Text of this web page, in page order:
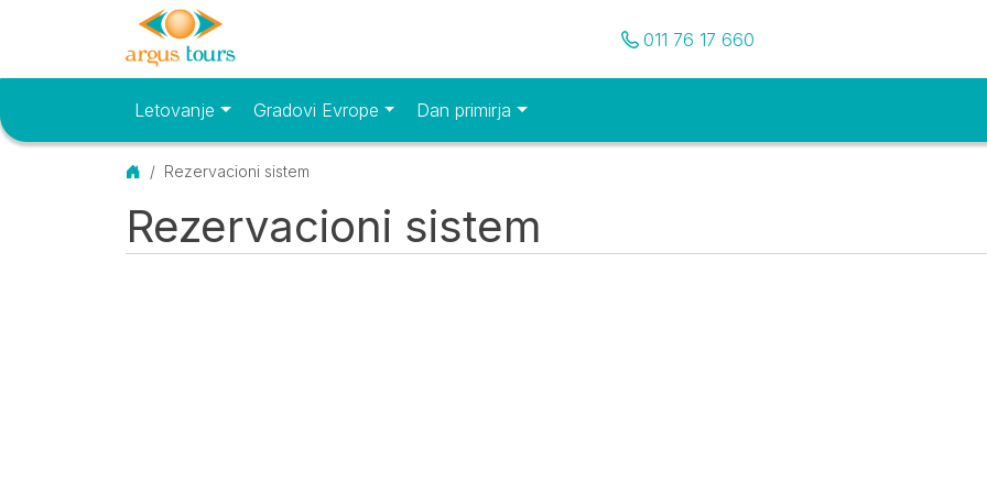
Pozovite nas
011 76 17 660
Osnovni meniLetovanje Gradovi Evrope Dan primirja
Početna
Rezervacioni sistem
Rezervacioni sistem